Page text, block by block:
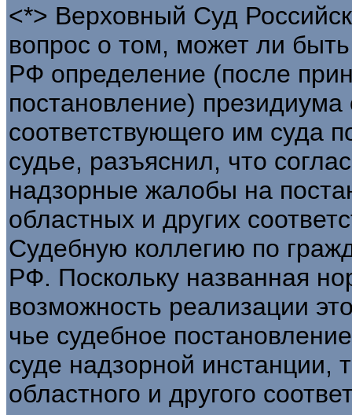
<*> Верховный Суд
вопрос о том, может ли
РФ определение (после
постановление) президиума
соответствующего им суда
судье, разъяснил, что
надзорные жалобы на
областных и других
Судебную коллегию по
РФ. Поскольку названная
возможность реализации
чье судебное
суде надзорной инстанции,
областного и другого